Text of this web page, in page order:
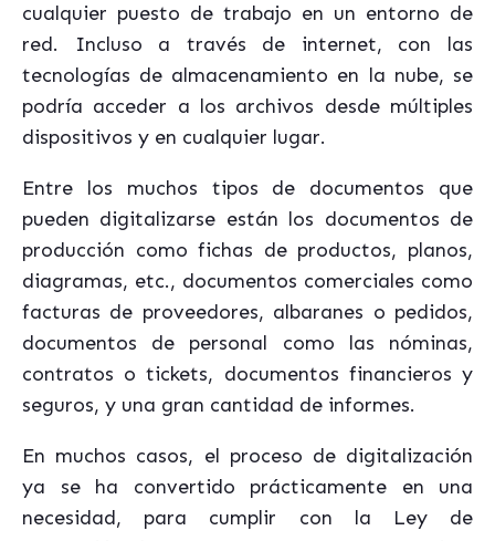
cualquier puesto de trabajo en un entorno de
red. Incluso a través de internet, con las
tecnologías de almacenamiento en la nube, se
podría acceder a los archivos desde múltiples
dispositivos y en cualquier lugar.
Entre los muchos tipos de documentos que
pueden digitalizarse están los documentos de
producción como fichas de productos, planos,
diagramas, etc., documentos comerciales como
facturas de proveedores, albaranes o pedidos,
documentos de personal como las nóminas,
contratos o tickets, documentos financieros y
seguros, y una gran cantidad de informes.
En muchos casos, el proceso de digitalización
ya se ha convertido prácticamente en una
necesidad, para cumplir con la Ley de